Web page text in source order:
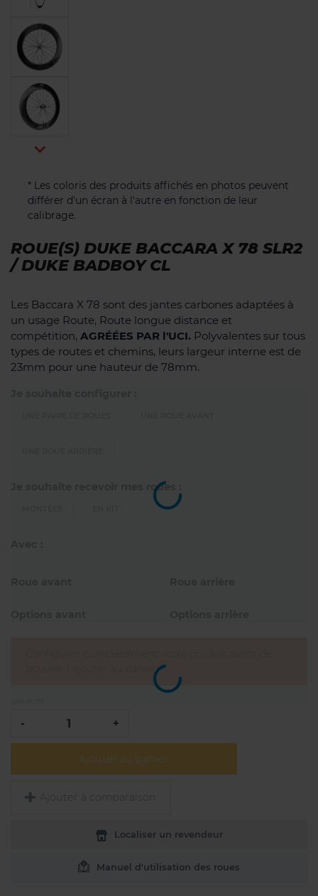

* Les coloris des produits affichés en photos peuvent
différer d'un écran à l'autre en fonction de leur
calibrage.
ROUE(S) DUKE BACCARA X 78 SLR2
/ DUKE BADBOY CL
Les Baccara X 78 sont des jantes carbones adaptées à
un usage Route, Route longue distance et
compétition, AGRÉÉES PAR l'UCI. Polyvalentes sur tous
types de routes et chemins, leurs largeur interne est de
23mm pour une hauteur de 78mm.
Je souhaite recevoir mes roues :
pouvoir l'ajouter au panier
- +
Ajouter au panier
Ajouter à comparaison
Localiser un revendeur
Manuel d'utilisation des roues